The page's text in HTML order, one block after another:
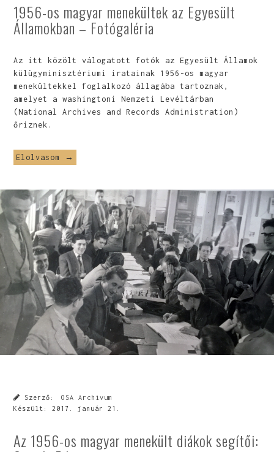
1956-os magyar menekültek az Egyesült
Államokban – Fotógaléria
Az itt közölt válogatott fotók az Egyesült Államok
külügyminisztériumi iratainak 1956-os magyar
menekültekkel foglalkozó állagába tartoznak,
amelyet a washingtoni Nemzeti Levéltárban
(National Archives and Records Administration)
őriznek.
Elolvasom →
Szerző:
OSA Archivum
Készült:2017. január 21.
Az 1956-os magyar menekült diákok segítői: